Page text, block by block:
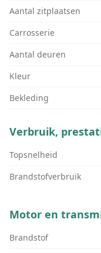
Aantal zitplaatsen
Carrosserie
Aantal deuren
Kleur
Bekleding
Verbruik,
Topsnelheid
Brandstofverbruik
Motor en
Brandstof